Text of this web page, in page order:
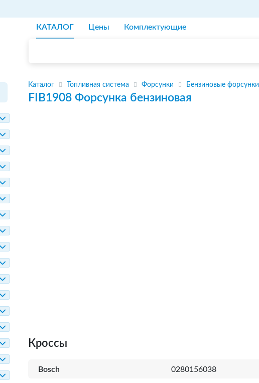
КАТАЛОГ Цены Комплектующие
Каталог Топливная система Форсунки Бензиновые форсунки
FIB1908 Форсунка бензиновая
Кроссы
Bosch 0280156038